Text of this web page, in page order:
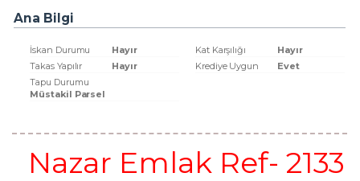
Ana Bilgi
İskan Durumu Hayır Kat Karşılığı
Hayır
Takas Yapılır
Hayır Krediye Uygun
Evet
Tapu Durumu
Müstakil Parsel
Nazar Emlak Ref- 2133